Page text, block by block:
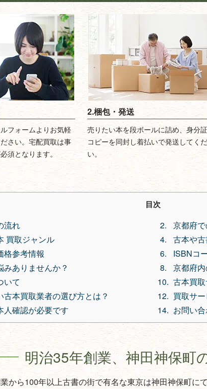
フォームよりお気軽
さい。宅配買取は事
須となります。
2.梱包・発送
売りたい本を段ボールに詰め、身分
コピーを同封し着払いで発送してく
い。
目次
流れ
京都府
買取ジャンル
古本や
格参考情報
ISBNコ
みありませんか？
京都府
いて
古本買
古本買取業者の選び方とは？
買取サ
人確認が必要です
お問い
明治35年創業、 神田神保町
から100年以上古書の街で有名な東京は神田神保町に